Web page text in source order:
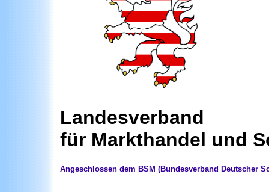
Landesverband
für Markthandel und
Angeschlossen dem BSM (Bundesverband Deutscher